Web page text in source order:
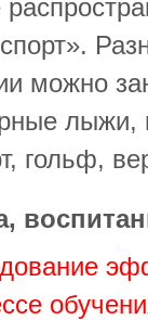
можно
лыжи,
гольф,